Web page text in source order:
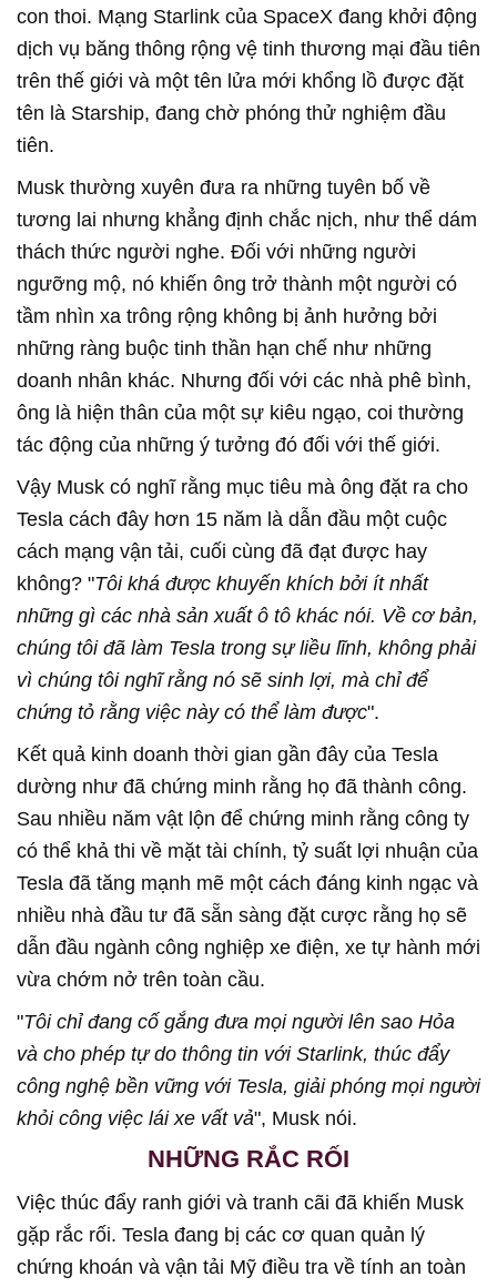
con thoi. Mạng Starlink của SpaceX đang khởi động
dịch vụ băng thông rộng vệ tinh thương mại đầu tiên
trên thế giới và một tên lửa mới khổng lồ được đặt
tên là Starship, đang chờ phóng thử nghiệm đầu
tiên.
Musk thường xuyên đưa ra những tuyên bố về
tương lai nhưng khẳng định chắc nịch, như thể dám
thách thức người nghe. Đối với những người
ngưỡng mộ, nó khiến ông trở thành một người có
tầm nhìn xa trông rộng không bị ảnh hưởng bởi
những ràng buộc tinh thần hạn chế như những
doanh nhân khác. Nhưng đối với các nhà phê bình,
ông là hiện thân của một sự kiêu ngạo, coi thường
tác động của những ý tưởng đó đối với thế giới.
Vậy Musk có nghĩ rằng mục tiêu mà ông đặt ra cho
Tesla cách đây hơn 15 năm là dẫn đầu một cuộc
cách mạng vận tải, cuối cùng đã đạt được hay
không? "Tôi khá được khuyến khích bởi ít nhất
những gì các nhà sản xuất ô tô khác nói. Về cơ bản,
chúng tôi đã làm Tesla trong sự liều lĩnh, không phải
vì chúng tôi nghĩ rằng nó sẽ sinh lợi, mà chỉ để
chứng tỏ rằng việc này có thể làm được".
Kết quả kinh doanh thời gian gần đây của Tesla
dường như đã chứng minh rằng họ đã thành công.
Sau nhiều năm vật lộn để chứng minh rằng công ty
có thể khả thi về mặt tài chính, tỷ suất lợi nhuận của
Tesla đã tăng mạnh mẽ một cách đáng kinh ngạc và
nhiều nhà đầu tư đã sẵn sàng đặt cược rằng họ sẽ
dẫn đầu ngành công nghiệp xe điện, xe tự hành mới
vừa chớm nở trên toàn cầu.
"Tôi chỉ đang cố gắng đưa mọi người lên sao Hỏa
và cho phép tự do thông tin với Starlink, thúc đẩy
công nghệ bền vững với Tesla, giải phóng mọi người
khỏi công việc lái xe vất vả", Musk nói.
NHỮNG RẮC RỐI
Việc thúc đẩy ranh giới và tranh cãi đã khiến Musk
gặp rắc rối. Tesla đang bị các cơ quan quản lý
chứng khoán và vận tải Mỹ điều tra về tính an toàn